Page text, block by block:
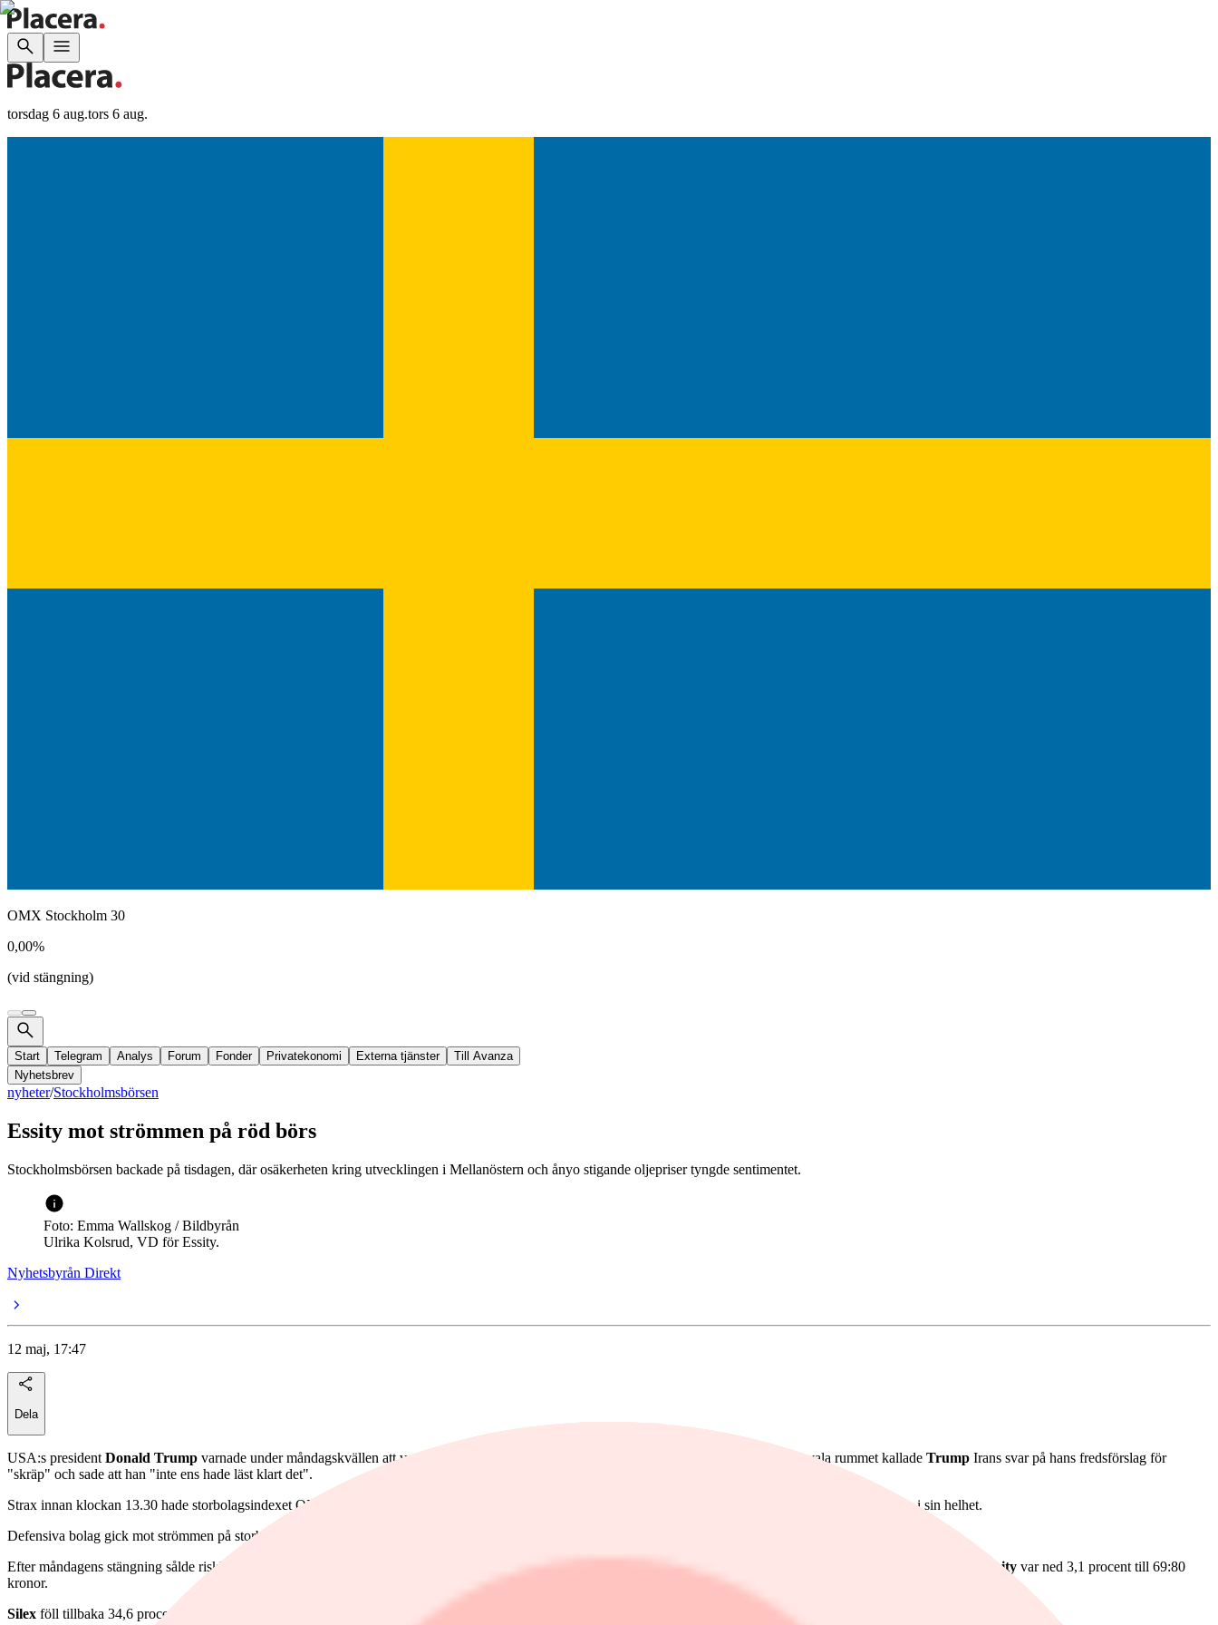
torsdag 6 aug.tors 6 aug.
OMX Stockholm 30
0,00%
(vid stängning)
Start Telegram Analys Forum Fonder Privatekonomi Externa tjänster
Till Avanza
Nyhetsbrev
nyheter/Stockholmsbörsen
Essity mot strömmen på röd börs
Stockholmsbörsen backade på tisdagen, där osäkerheten kring utvecklingen i Mellanöstern och ånyo stigande oljepriser tyngde sentimentet.
Foto: Emma Wallskog / Bildbyrån
Ulrika Kolsrud, VD för Essity.
Nyhetsbyrån Direkt
12 maj, 17:47
Dela
USA:s presidentDonald Trump varnade under måndagskvällen att vapenvilan mellan USA och Iran är i fara. I ett uttalande till reportrar i ovala rummet kallade Trump Irans svar på hans fredsförslag för
"skräp" och sade att han "inte ens hade läst klart det".
Strax innan klockan 13.30 hade storbolagsindexet OMXS30 sjunkit 1,1 procent till 3.047. Aktier för 23 miljarder kronor hade då omsatts på Stockholmsbörsen i sin helhet.
Defensiva bolag gick mot strömmen på storbolagsindexet under dagen, där till exempel
Efter måndagens stängning sålde riskkapitalbolaget
Enitytill institutionella investerare för 65 kronor per aktie, en rabatt om 10 procent. Enity var ned 3,1 procent till 69:80
kronor.
Silex föll tillbaka 34,6 procent till 203:50 kronor efter att ha rusat under de senaste handelsdagarna följande torsdagens börsnotering, där teckningskursen var 81 kronor.